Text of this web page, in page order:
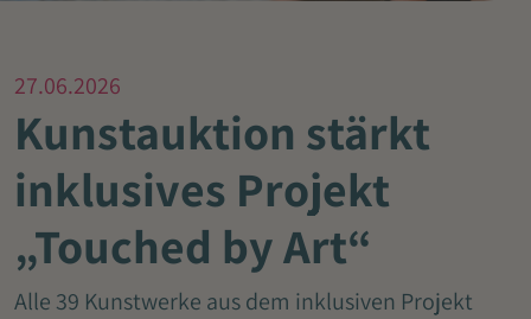
27.06.2026
Kunstauktion stärkt
inklusives Projekt
„Touched by Art“
Alle 39 Kunstwerke aus dem inklusiven Projekt